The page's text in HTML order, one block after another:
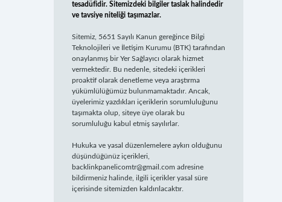
tesadüfidir. Sitemizdeki bilgiler taslak halindedir
ve tavsiye niteliği taşımazlar.
Sitemiz, 5651 Sayılı Kanun gereğince Bilgi
Teknolojileri ve İletişim Kurumu (BTK) tarafından
onaylanmış bir Yer Sağlayıcı olarak hizmet
vermektedir. Bu nedenle, sitedeki içerikleri
proaktif olarak denetleme veya araştırma
yükümlülüğümüz bulunmamaktadır. Ancak,
üyelerimiz yazdıkları içeriklerin sorumluluğunu
taşımakta olup, siteye üye olarak bu
sorumluluğu kabul etmiş sayılırlar.
Hukuka ve yasal düzenlemelere aykırı olduğunu
düşündüğünüz içerikleri,
backlinkpanelicomtr@gmail.com adresine
bildirmeniz halinde, ilgili içerikler yasal süre
içerisinde sitemizden kaldırılacaktır.